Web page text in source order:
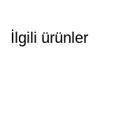
İlgili ürünler